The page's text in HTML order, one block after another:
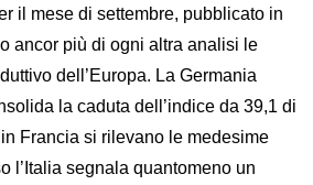
il mese di settembre, pubblicato in
ancor più di ogni altra analisi le
dell’Europa. La Germania
la caduta dell’indice da 39,1 di
Francia si rilevano le medesime
l’Italia segnala quantomeno un